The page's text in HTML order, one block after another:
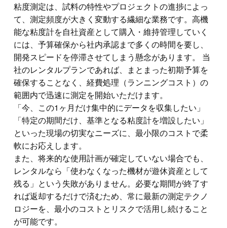
粘度測定は、試料の特性やプロジェクトの進捗によっ
て、測定頻度が大きく変動する繊細な業務です。高機
能な粘度計を自社資産として購入・維持管理していく
には、予算確保から社内承認まで多くの時間を要し、
開発スピードを停滞させてしまう懸念があります。 当
社のレンタルプランであれば、まとまった初期予算を
確保することなく、経費処理（ランニングコスト）の
範囲内で迅速に測定を開始いただけます。
「今、この1ヶ月だけ集中的にデータを収集したい」
「特定の期間だけ、基準となる粘度計を増設したい」
といった現場の切実なニーズに、最小限のコストで柔
軟にお応えします。
また、将来的な使用計画が確定していない場合でも、
レンタルなら「使わなくなった機材が遊休資産として
残る」という失敗がありません。必要な期間が終了す
れば返却するだけで済むため、常に最新の測定テクノ
ロジーを、最小のコストとリスクで活用し続けること
が可能です。